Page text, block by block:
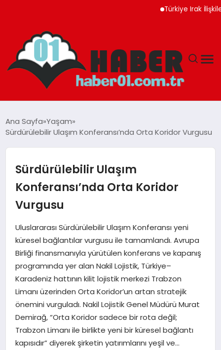
Türkiye Irak İlişkileri
YAŞAM
GÜNDEM
EĞITIM
TEKNOLOJI
Ana Sayfa Yaşam
Sürdürülebilir Ulaşım Konferansı’nda Orta Koridor Vurgusu
Sürdürülebilir Ulaşım
Konferansı’nda Orta Koridor
Vurgusu
Uluslararası Sürdürülebilir Ulaşım Konferansı yeni
küresel bağlantılar vurgusu ile tamamlandı. Avrupa
Birliği finansmanıyla yürütülen konferans ve kapanış
programında yer alan Nakil Lojistik, Türkiye–
Karadeniz hattının kilit lojistik merkezi Trabzon
Limanı üzerinden Orta Koridor’un artan stratejik
önemini vurguladı. Nakil Lojistik Genel Müdürü Murat
Demirağ, “Orta Koridor sadece bir rota değil;
Trabzon Limanı ile birlikte yeni bir küresel bağlantı
kapısıdır” diyerek şirketin yatırımlarını yeşil ve…